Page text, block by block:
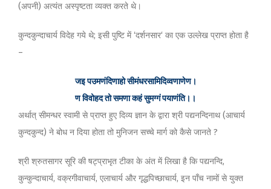
(अपनी) अत्यंत अस्पृष्टता व्यक्त करते थे।
कुन्दकुन्दाचार्य विदेह गये थे; इसी पुष्टि में ‘दर्शनसार‘ का एक उल्लेख प्राप्त होता है
–
जइ पउमणंदिणाहो सीमंधरसामिदिव्वणाणेण।
ण विवोहद तो समणा कहं सुमग्गं पयाणंति।।
अर्थात् सीमन्धर स्वामी से प्राप्त हुए दिव्य ज्ञान के द्वारा श्री पद्यनन्दिनाथ (आचार्य
कुन्दकुन्द) ने बोध न दिया होता तो मुनिजन सच्चे मार्ग को कैसे जानते ?
श्री श्रुतसागर सूरि की षट्प्राभृत टीका के अंत में लिखा है कि पद्यनन्दि,
कुन्कुन्दाचार्य, वक्रगीवाचार्य, एलाचार्य और गृद्धपिच्छाचार्य, इन पाँच नामों से युक्त